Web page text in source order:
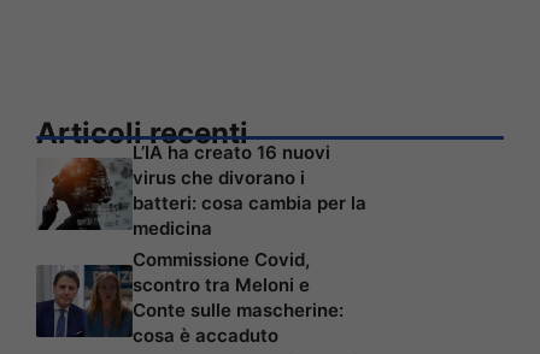
Articoli recenti
L’IA ha creato 16 nuovi
virus che divorano i
batteri: cosa cambia per la
medicina
Commissione Covid,
scontro tra Meloni e
Conte sulle mascherine:
cosa è accaduto